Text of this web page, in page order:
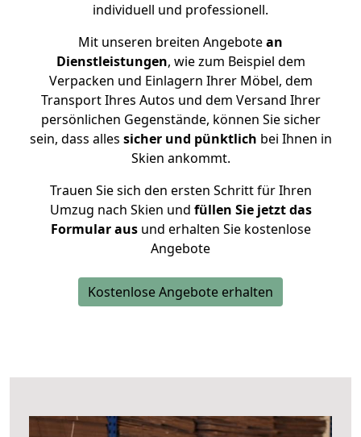
individuell und professionell.
Mit unseren breiten Angebotean
Dienstleistungen, wie zum Beispiel dem
Verpacken und Einlagern Ihrer Möbel, dem
Transport Ihres Autos und dem Versand Ihrer
persönlichen Gegenstände, können Sie sicher
sein, dass alles sicher und pünktlich bei Ihnen in
Skien ankommt.
Trauen Sie sich den ersten Schritt für Ihren
Umzug nach Skien und füllen Sie jetzt das
Formular ausund erhalten Sie kostenlose
Angebote
Kostenlose Angebote erhalten